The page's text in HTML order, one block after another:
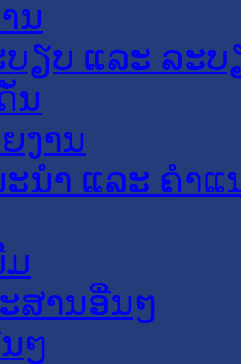
ນ
ຽບ ແລະ ລະບ
ນ
ງານ
ນໍາ ແລະ ຄໍາແ
ສານອື່ນໆ
ໆ